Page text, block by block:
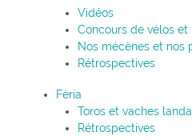
Vidéos
Concours de vélos
Nos mécènes et nos
Rétrospectives
Féria
Toros et vaches
Rétrospectives